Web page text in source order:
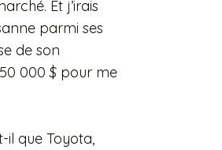
Et j’irais
parmi ses
de son
000 $ pour me
il que Toyota,